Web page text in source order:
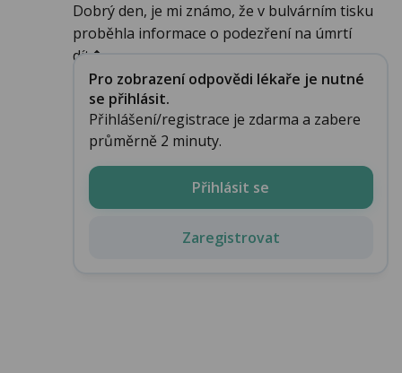
Dobrý den, je mi známo, že v bulvárním tisku
proběhla informace o podezření na úmrtí
dít�...
Pro zobrazení odpovědi lékaře je nutné
se přihlásit.
Přihlášení/registrace je zdarma a zabere
průměrně 2 minuty.
Přihlásit se
Zaregistrovat